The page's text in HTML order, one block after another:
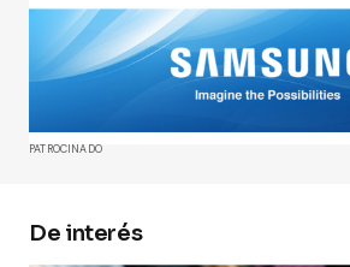
Tu dirección de correo
publicada.Los campos
marcados con*
Comment*
PATROCINADO
De interés